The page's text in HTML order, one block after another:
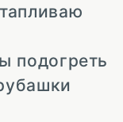
подогреть